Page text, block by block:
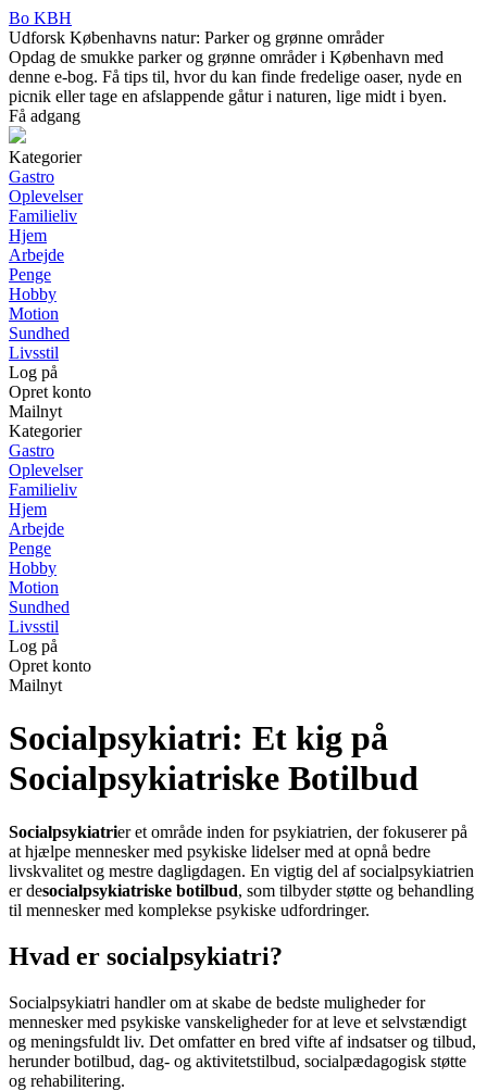
Bo KBH
Udforsk Københavns natur: Parker og grønne områder
Opdag de smukke parker og grønne områder i København med
denne e-bog. Få tips til, hvor du kan finde fredelige oaser, nyde en
picnik eller tage en afslappende gåtur i naturen, lige midt i byen.
Få adgang
Kategorier
Gastro
Oplevelser
Familieliv
Hjem
Arbejde
Penge
Hobby
Motion
Sundhed
Livsstil
Log på
Opret konto
Mailnyt
Kategorier
Gastro
Oplevelser
Familieliv
Hjem
Arbejde
Penge
Hobby
Motion
Sundhed
Livsstil
Log på
Opret konto
Mailnyt
Socialpsykiatri: Et kig på
Socialpsykiatriske Botilbud
Socialpsykiatrier et område inden for psykiatrien, der fokuserer på
at hjælpe mennesker med psykiske lidelser med at opnå bedre
livskvalitet og mestre dagligdagen. En vigtig del af socialpsykiatrien
er desocialpsykiatriske botilbud, som tilbyder støtte og behandling
til mennesker med komplekse psykiske udfordringer.
Hvad er socialpsykiatri?
Socialpsykiatri handler om at skabe de bedste muligheder for
mennesker med psykiske vanskeligheder for at leve et selvstændigt
og meningsfuldt liv. Det omfatter en bred vifte af indsatser og tilbud,
herunder botilbud, dag- og aktivitetstilbud, socialpædagogisk støtte
og rehabilitering.